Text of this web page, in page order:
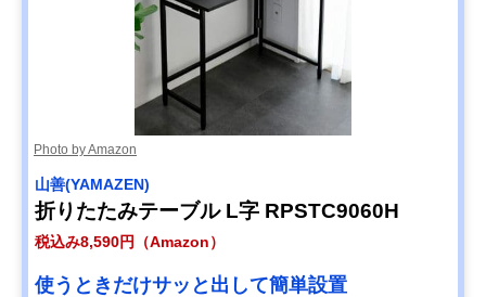
Photo by Amazon
山善(YAMAZEN)
折りたたみテーブル L字 RPSTC9060H
税込み8,590円（Amazon）
使うときだけサッと出して簡単設置